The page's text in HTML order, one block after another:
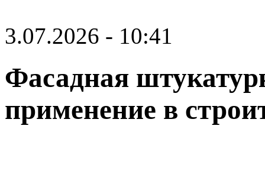
3.07.2026 - 10:41
Фасадная
применение в